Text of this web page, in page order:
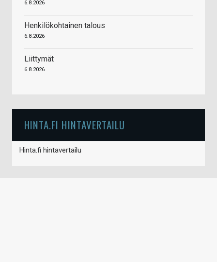
6.8.2026
Henkilökohtainen talous
6.8.2026
Liittymät
6.8.2026
HINTA.FI HINTAVERTAILU
Hinta.fi hintavertailu